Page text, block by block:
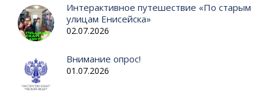
Интерактивное путешествие «По старым
улицам Енисейска»
02.07.2026
Внимание опрос!
01.07.2026